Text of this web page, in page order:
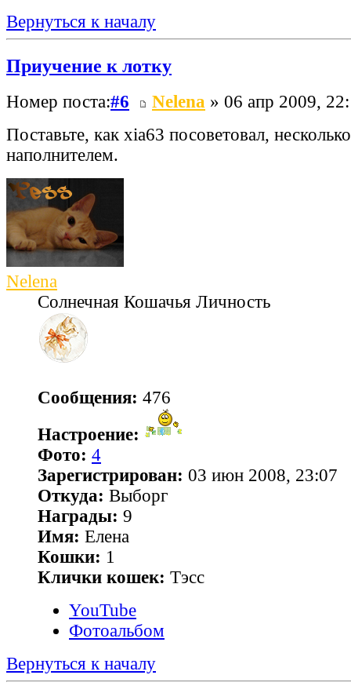
Вернуться к началу
Приучение к лотку
Номер поста:#6 Nelena » 06 апр 2009,
Поставьте, как xia63 посоветовал,
наполнителем.
Nelena
Солнечная Кошачья Личность
Сообщения: 476
Настроение:
Фото: 4
Зарегистрирован: 03 июн 2008, 23:07
Откуда: Выборг
Награды: 9
Имя: Елена
Кошки: 1
Клички кошек: Тэсс
YouTube
Фотоальбом
Вернуться к началу